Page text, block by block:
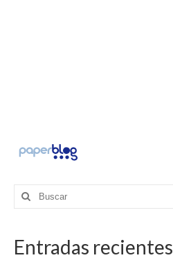
Buscar
por:
Entradas recientes